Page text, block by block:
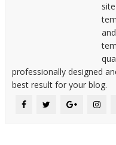
professionally designed
best result for your blog.